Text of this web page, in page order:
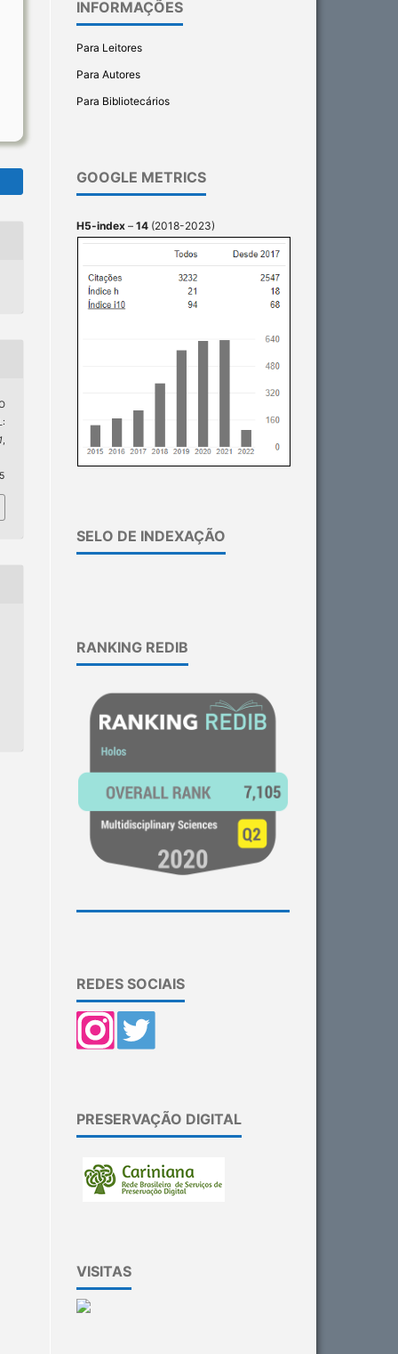
1
INFORMAÇÕES
Para Leitores
Para Autores
Para Bibliotecários
GOOGLE METRICS
H5-index – 14 (2018-2023)
SELO DE INDEXAÇÃO
RANKING REDIB
REDES SOCIAIS
PRESERVAÇÃO DIGITAL
VISITAS